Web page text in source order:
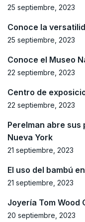
25 septiembre, 2023
Conoce la
25 septiembre, 2023
Conoce el Museo
22 septiembre, 2023
Centro de
22 septiembre, 2023
Perelman abre sus
Nueva York
21 septiembre, 2023
El uso del bambú
21 septiembre, 2023
Joyería Tom Wood
20 septiembre, 2023